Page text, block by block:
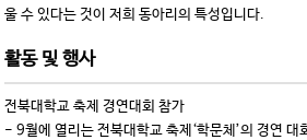
울 수 있다는 것이 저희 동아리의 특성입니다.
활동 및 행사
전북대학교 축제 경연대회 참가
- 9월에 열리는 전북대학교 축제‘학문체’의 경연 대